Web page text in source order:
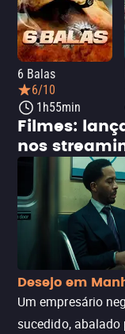
6 Balas
6/10
1h55min
Filmes:
nos
Desejo em
Um empresário
sucedido, abalado